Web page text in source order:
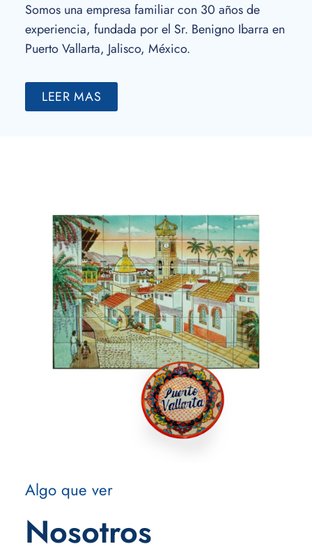
Somos una empresa familiar con 30 años de
experiencia, fundada por el Sr. Benigno Ibarra en
Puerto Vallarta, Jalisco, México.
LEER MAS
Algo que ver
Nosotros